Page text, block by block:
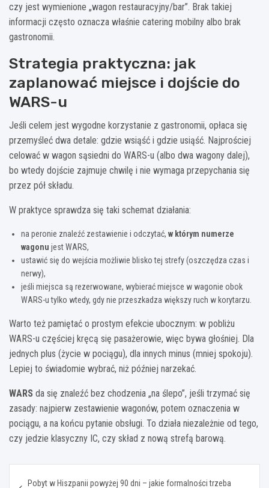
czy jest wymienione „wagon restauracyjny/bar”. Brak takiej
informacji często oznacza właśnie catering mobilny albo brak
gastronomii.
Strategia praktyczna: jak
zaplanować miejsce i dojście do
WARS-u
Jeśli celem jest wygodne korzystanie z gastronomii, opłaca się
przemyśleć dwa detale: gdzie wsiąść i gdzie usiąść. Najprościej
celować w wagon sąsiedni do WARS-u (albo dwa wagony dalej),
bo wtedy dojście zajmuje chwilę i nie wymaga przepychania się
przez pół składu.
W praktyce sprawdza się taki schemat działania:
na peronie znaleźć zestawienie i odczytać, w którym numerze
wagonu jest WARS,
ustawić się do wejścia możliwie blisko tej strefy (oszczędza czas i
nerwy),
jeśli miejsca są rezerwowane, wybierać miejsce w wagonie obok
WARS-u tylko wtedy, gdy nie przeszkadza większy ruch w korytarzu.
Warto też pamiętać o prostym efekcie ubocznym: w pobliżu
WARS-u częściej kręcą się pasażerowie, więc bywa głośniej. Dla
jednych plus (życie w pociągu), dla innych minus (mniej spokoju).
Lepiej to świadomie wybrać, niż później narzekać.
WARS da się znaleźć bez chodzenia „na ślepo”, jeśli trzymać się
zasady: najpierw zestawienie wagonów, potem oznaczenia w
pociągu, a na końcu pytanie obsługi. To działa niezależnie od tego,
czy jedzie klasyczny IC, czy skład z nową strefą barową.
Pobyt w Hiszpanii powyżej 90 dni – jakie formalności trzeba